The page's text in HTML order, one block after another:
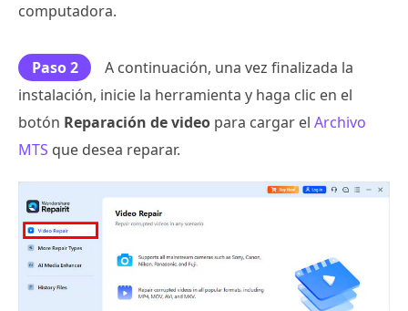
computadora.
Paso 2
A continuación, una vez finalizada la
instalación, inicie la herramienta y haga clic en el
botón Reparación de video para cargar el Archivo
MTS que desea reparar.